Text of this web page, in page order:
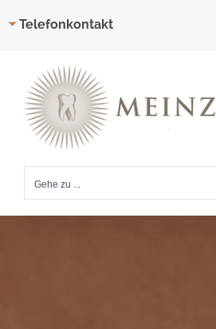
Telefonkontakt
Inhalt
springen
Gehe zu ...